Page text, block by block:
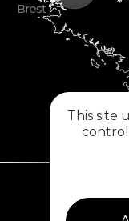
This site